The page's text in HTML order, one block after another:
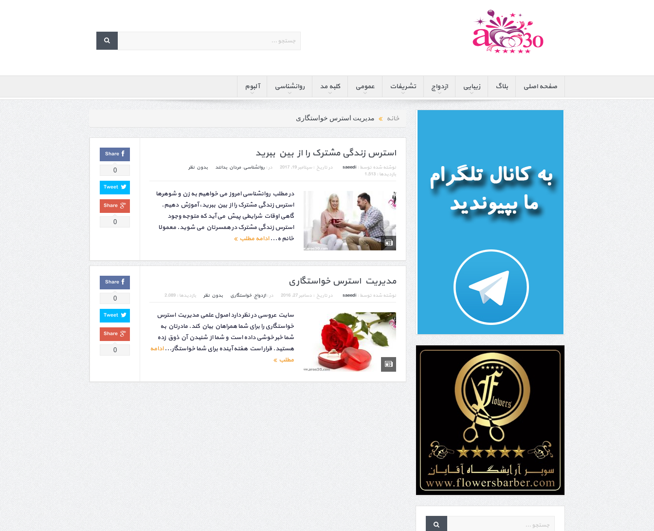
صفحه اصلی بلاگ زیبایی ازدواج تشریفات عمومی کلبه مد روانشناسی آلبوم
خانه مدیریت استرس خواستگاری
استرس زندگی مشترک را از بین ببرید
نوشته شده توسط : saeedi در تاریخ : سپتامبر 19, 2017 در : روانشناسی,مردان بدانند
بدون نظر
بازدیدها : 1,513
در مطلب روانشناسی امروز می خواهیم به زن و شوهرها
استرس زندگی مشترک را از بین ببرید، آموزش دهیم.
گاهی اوقات شرایطی پیش می آید که متوجه وجود
استرس زندگی مشترک در همسرتان می شوید. معمولا
خانم ه...ادامه مطلب
Share
0
Tweet
Share
0
مدیریت استرس خواستگاری
نوشته شده توسط : saeedi در تاریخ : دسامبر 27, 2016 در :ازدواج, خواستگاری بدون نظر بازدیدها : 2,089
سایت عروسی در نظر دارد اصول علمی مدیریت استرس
خواستگاری را برای شما همراهان بیان کند. مادرتان به
شما خبر خوشی داده است و شما از شنیدن آن ذوق زده
هستید. قرار است هفته آینده برای شما خواستگار...ادامه
مطلب
Share
0
Tweet
Share
0